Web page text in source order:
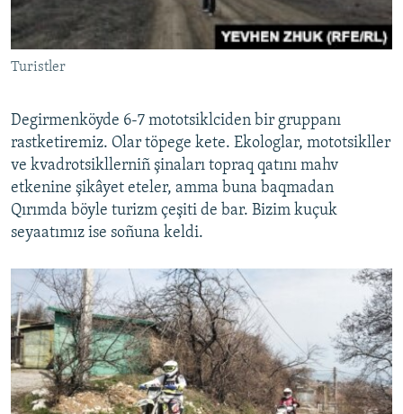
Turistler
Degirmenköyde 6-7 mototsiklciden bir gruppanı
rastketiremiz. Olar töpege kete. Ekologlar, mototsikller
ve kvadrotsikllerniñ şinaları topraq qatını mahv
etkenine şikâyet eteler, amma buna baqmadan
Qırımda böyle turizm çeşiti de bar. Bizim kuçuk
seyaatımız ise soñuna keldi.